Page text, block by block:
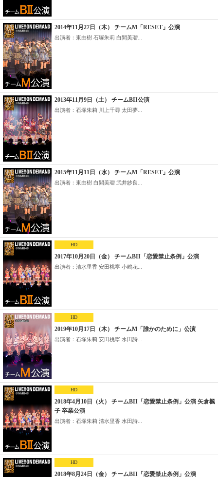
2014年11月27日（木） チームM「RESET」公演
出演者：東由樹 石塚朱莉 白間美瑠...
2013年11月9日（土） チームBII公演
出演者：石塚朱莉 川上千尋 太田夢...
2015年11月11日（水） チームM「RESET」公演
出演者：東由樹 白間美瑠 武井紗良...
HD
2017年10月20日（金） チームBII「恋愛禁止条例」公演
出演者：清水里香 安田桃寧 小嶋花...
HD
2019年10月17日（木） チームM「誰かのために」公演
出演者：石塚朱莉 安田桃寧 水田詩...
HD
2018年4月10日（火） チームBII「恋愛禁止条例」公演 矢倉楓
子 卒業公演
出演者：石塚朱莉 清水里香 水田詩...
HD
2018年8月24日（金） チームBII「恋愛禁止条例」公演